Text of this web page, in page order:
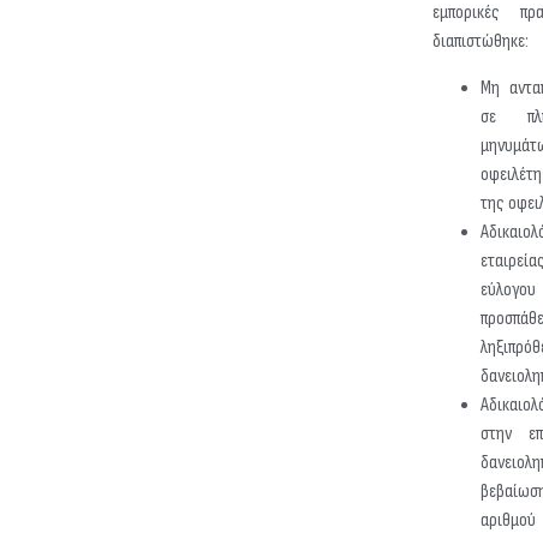
εμπορικές
διαπιστώθηκε:
Μη
σε
της
στην